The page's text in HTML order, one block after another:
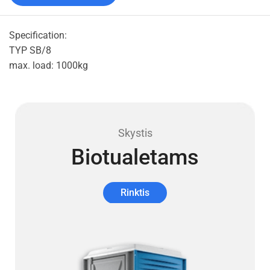
Specification:
TYP SB/8
max. load: 1000kg
Skystis
Biotualetams
Rinktis